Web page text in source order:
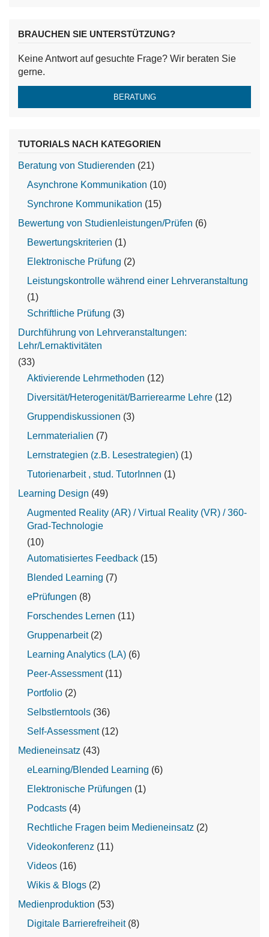
BRAUCHEN SIE UNTERSTÜTZUNG?
Keine Antwort auf gesuchte Frage? Wir beraten Sie
gerne.
BERATUNG
TUTORIALS NACH KATEGORIEN
Beratung von Studierenden (21)
Asynchrone Kommunikation (10)
Synchrone Kommunikation (15)
Bewertung von Studienleistungen/Prüfen (6)
Bewertungskriterien (1)
Elektronische Prüfung (2)
Leistungskontrolle während einer Lehrveranstaltung
(1)
Schriftliche Prüfung (3)
Durchführung von Lehrveranstaltungen:
Lehr/Lernaktivitäten
(33)
Aktivierende Lehrmethoden (12)
Diversität/Heterogenität/Barrierearme Lehre (12)
Gruppendiskussionen (3)
Lernmaterialien (7)
Lernstrategien (z.B. Lesestrategien) (1)
Tutorienarbeit , stud. TutorInnen (1)
Learning Design (49)
Augmented Reality (AR) / Virtual Reality (VR) / 360-
Grad-Technologie
(10)
Automatisiertes Feedback (15)
Blended Learning (7)
ePrüfungen (8)
Forschendes Lernen (11)
Gruppenarbeit(2)
Learning Analytics (LA) (6)
Peer-Assessment(11)
Portfolio (2)
Selbstlerntools (36)
Self-Assessment(12)
Medieneinsatz (43)
eLearning/Blended Learning (6)
Elektronische Prüfungen (1)
Podcasts (4)
Rechtliche Fragen beim Medieneinsatz (2)
Videokonferenz (11)
Videos (16)
Wikis & Blogs (2)
Medienproduktion (53)
Digitale Barrierefreiheit(8)